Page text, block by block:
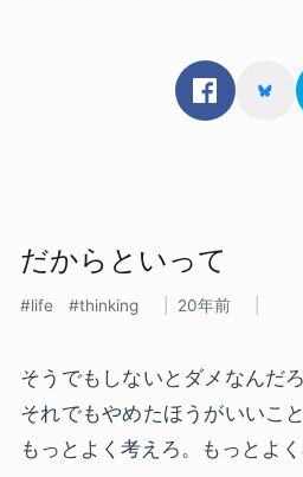
だからと​いって
life thinking 20年前
そうでもしないとダメなんだ
それでもやめたほうがいいこ
もっとよく考えろ。もっとよく